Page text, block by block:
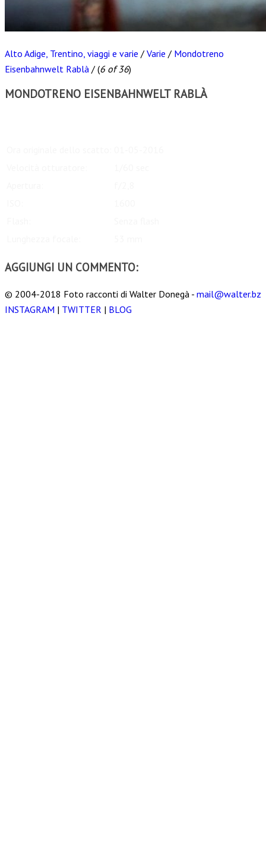
Alto Adige, Trentino, viaggi e varie / Varie / Mondotreno
Eisenbahnwelt Rablà / (6 of 36)
MONDOTRENO EISENBAHNWELT RABLÀ
AGGIUNGI UN COMMENTO:
© 2004-2018 Foto racconti di Walter Donegà - mail@walter.bz
INSTAGRAM | TWITTER | BLOG